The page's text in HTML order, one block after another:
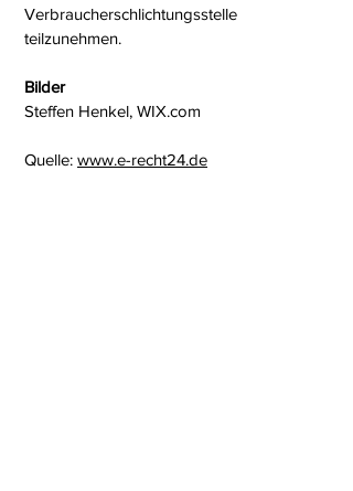
Verbraucherschlichtungsstelle
teilzunehmen.
Bilder
Steffen Henkel, WIX.com
Quelle: www.e-recht24.de